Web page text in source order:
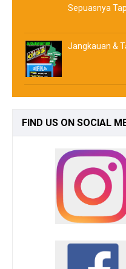
Sepuasnya
Jangkauan &
FIND US ON SOCIAL